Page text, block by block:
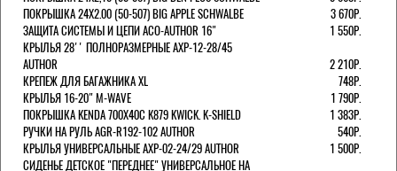
ПОКРЫШКА 24X2.00 (50-507) BIG APPLE SCHWALBE
3 670Р.
ЗАЩИТА СИСТЕМЫ И ЦЕПИ ACO-AUTHOR 16"
1 550Р.
КРЫЛЬЯ 28'' ПОЛНОРАЗМЕРНЫЕ AXP-12-28/45
AUTHOR
2 210Р.
КРЕПЕЖ ДЛЯ БАГАЖНИКА XL
748Р.
КРЫЛЬЯ 16-20" M-WAVE
1 790Р.
ПОКРЫШКА KENDA 700Х40С K879 KWICK. K-SHIELD
1 383Р.
РУЧКИ НА РУЛЬ AGR-R192-102 AUTHOR
540Р.
КРЫЛЬЯ УНИВЕРСАЛЬНЫЕ AXP-02-24/29 AUTHOR
1 500Р.
СИДЕНЬЕ ДЕТСКОЕ "ПЕРЕДНЕЕ" УНИВЕРСАЛЬНОЕ НА